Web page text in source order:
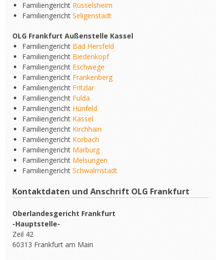
Familiengericht Rüsselsheim
Familiengericht Seligenstadt
OLG Frankfurt Außenstelle Kassel
Familiengericht Bad Hersfeld
Familiengericht Biedenkopf
Familiengericht Eschwege
Familiengericht Frankenberg
Familiengericht Fritzlar
Familiengericht Fulda
Familiengericht Hünfeld
Familiengericht Kassel
Familiengericht Kirchhain
Familiengericht Korbach
Familiengericht Marburg
Familiengericht Melsungen
Familiengericht Schwalmstadt
Kontaktdaten und Anschrift OLG Frankfurt
Oberlandesgericht Frankfurt
-Hauptstelle-
Zeil 42
60313 Frankfurt am Main